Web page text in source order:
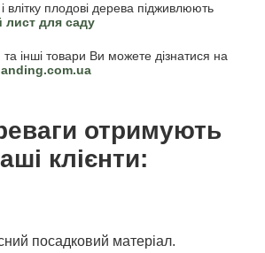
влітку плодові дерева підживлюють
лист для саду
інші товари Ви можете дізнатися на
отримують
клієнти:
посадковий матеріал.